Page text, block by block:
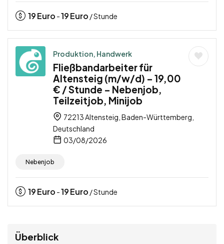
19Euro -19Euro / Stunde
Produktion, Handwerk
Fließbandarbeiter für
Altensteig (m/w/d) – 19,00
€ / Stunde – Nebenjob,
Teilzeitjob, Minijob
72213 Altensteig, Baden-Württemberg,
Deutschland
03/08/2026
Nebenjob
19Euro -19Euro / Stunde
Überblick